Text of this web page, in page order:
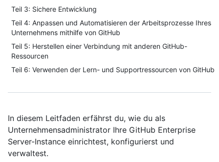
Teil 3: Sichere Entwicklung
Teil 4: Anpassen und Automatisieren der Arbeitsprozesse Ihres
Unternehmens mithilfe von GitHub
Teil 5: Herstellen einer Verbindung mit anderen GitHub-
Ressourcen
Teil 6: Verwenden der Lern- und Supportressourcen von GitHub
In diesem Leitfaden erfährst du, wie du als
Unternehmensadministrator Ihre GitHub Enterprise
Server-Instance einrichtest, konfigurierst und
verwaltest.